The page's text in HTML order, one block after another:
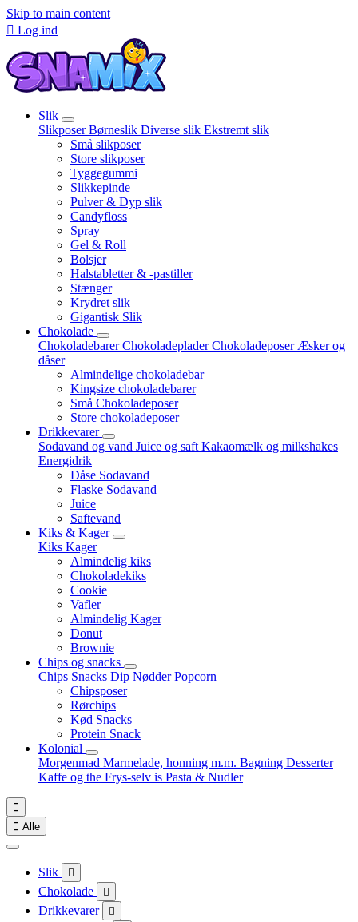
Skip to main content
 Log ind
Slik
SlikposerBørneslik Diverse slik Ekstremt slik
Små slikposer
Store slikposer
Tyggegummi
Slikkepinde
Pulver & Dyp slik
Candyfloss
Spray
Gel & Roll
Bolsjer
Halstabletter & -pastiller
Stænger
Krydret slik
Gigantisk Slik
Chokolade
ChokoladebarerChokoladepladerChokoladeposer Æsker og
dåser
Almindelige chokoladebar
Kingsize chokoladebarer
Små Chokoladeposer
Store chokoladeposer
Drikkevarer
Sodavand og vand Juice og saft Kakaomælk og milkshakes
Energidrik
Dåse Sodavand
Flaske Sodavand
Juice
Saftevand
Kiks & Kager
Kiks Kager
Almindelig kiks
Chokoladekiks
Cookie
Vafler
Almindelig Kager
Donut
Brownie
Chips og snacks
Chips Snacks Dip NødderPopcorn
Chipsposer
Rørchips
Kød Snacks
Protein Snack
Kolonial
Morgenmad Marmelade, honning m.m. Bagning Desserter
Kaffe og the Frys-selv is Pasta & Nudler

 Alle
Slik 
Chokolade 
Drikkevarer 